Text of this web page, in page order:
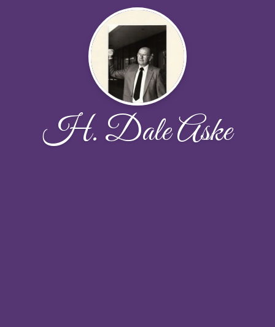
H. Dale Aske